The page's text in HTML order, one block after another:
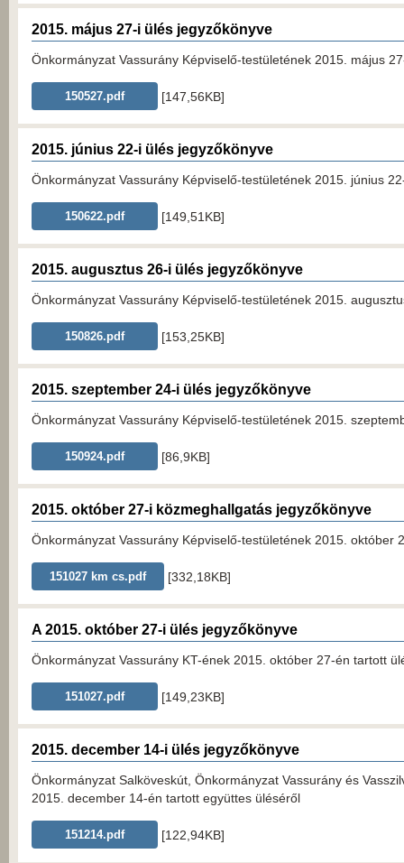
2015. május 27-i ülés jegyzőkönyve
Önkormányzat Vassurány Képviselő-testületének 2015. május
150527.pdf [147,56KB]
2015. június 22-i ülés jegyzőkönyve
Önkormányzat Vassurány Képviselő-testületének 2015. június
150622.pdf [149,51KB]
2015. augusztus 26-i ülés jegyzőkönyve
Önkormányzat Vassurány Képviselő-testületének 2015.
150826.pdf [153,25KB]
2015. szeptember 24-i ülés jegyzőkönyve
Önkormányzat Vassurány Képviselő-testületének 2015.
150924.pdf [86,9KB]
2015. október 27-i közmeghallgatás jegyzőkönyve
Önkormányzat Vassurány Képviselő-testületének 2015. október
151027 km cs.pdf [332,18KB]
A 2015. október 27-i ülés jegyzőkönyve
Önkormányzat Vassurány KT-ének 2015. október 27-én tartott
151027.pdf [149,23KB]
2015. december 14-i ülés jegyzőkönyve
Önkormányzat Salköveskút, Önkormányzat Vassurány és
2015. december 14-én tartott együttes üléséről
151214.pdf [122,94KB]